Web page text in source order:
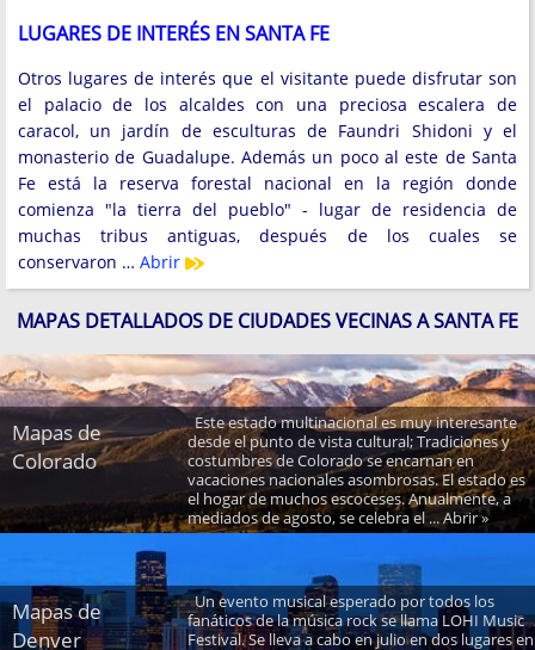
LUGARES DE INTERÉS EN SANTA FE
Otros lugares de interés que el visitante puede disfrutar son
el palacio de los alcaldes con una preciosa escalera de
caracol, un jardín de esculturas de Faundri Shidoni y el
monasterio de Guadalupe. Además un poco al este de Santa
Fe está la reserva forestal nacional en la región donde
comienza "la tierra del pueblo" - lugar de residencia de
muchas tribus antiguas, después de los cuales se
conservaron … Abrir
MAPAS DETALLADOS DE CIUDADES VECINAS A SANTA FE
Mapas de
Colorado
Este estado multinacional es muy interesante
desde el punto de vista cultural; Tradiciones y
costumbres de Colorado se encarnan en
vacaciones nacionales asombrosas. El estado es
el hogar de muchos escoceses. Anualmente, a
mediados de agosto, se celebra el ... Abrir »
Mapas de
Denver
Un evento musical esperado por todos los
fanáticos de la música rock se llama LOHI Music
Festival. Se lleva a cabo en julio en dos lugares en